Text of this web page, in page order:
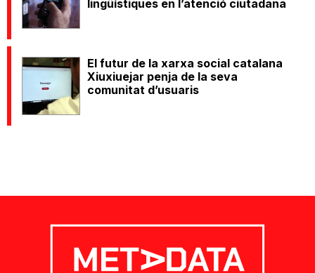
lingüístiques en l’atenció ciutadana
El futur de la xarxa social catalana
Xiuxiuejar penja de la seva
comunitat d’usuaris